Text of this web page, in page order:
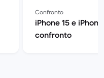
Confronto
iPhone 15 e
confronto